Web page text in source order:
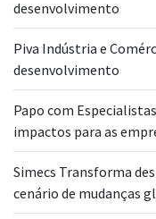
desenvolvimento
Piva Indústria e
desenvolvimento
Papo com
impactos para as
Simecs Transforma
cenário de mudanças